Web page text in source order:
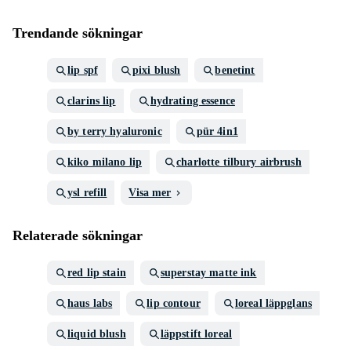
Trendande sökningar
lip spf pixi blush benetint
clarins lip hydrating essence
by terry hyaluronic pür 4in1
kiko milano lip charlotte tilbury airbrush
ysl refill Visa mer
Relaterade sökningar
red lip stain superstay matte ink
haus labs lip contour loreal läppglans
liquid blush läppstift loreal